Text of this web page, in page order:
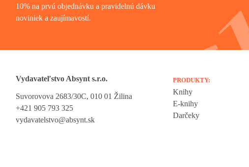
10% na prvú objednávku a pravidelnú dávku
noviniek a zaujímavostí.
Vydavateľstvo Absynt s.r.o.
Suvorovova 2683/30C, 010 01 Žilina
+421 905 793 325
vydavatelstvo@absynt.sk
PRODUKTY:
Knihy
E-knihy
Darčeky